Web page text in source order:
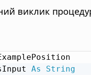
виклик
As
String